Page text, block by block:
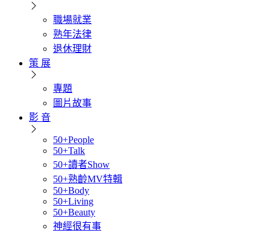
職場就業
熟年法律
退休理財
策 展
專題
圖片故事
影 音
50+People
50+Talk
50+讀者Show
50+熟齡MV特輯
50+Body
50+Living
50+Beauty
神經很有事